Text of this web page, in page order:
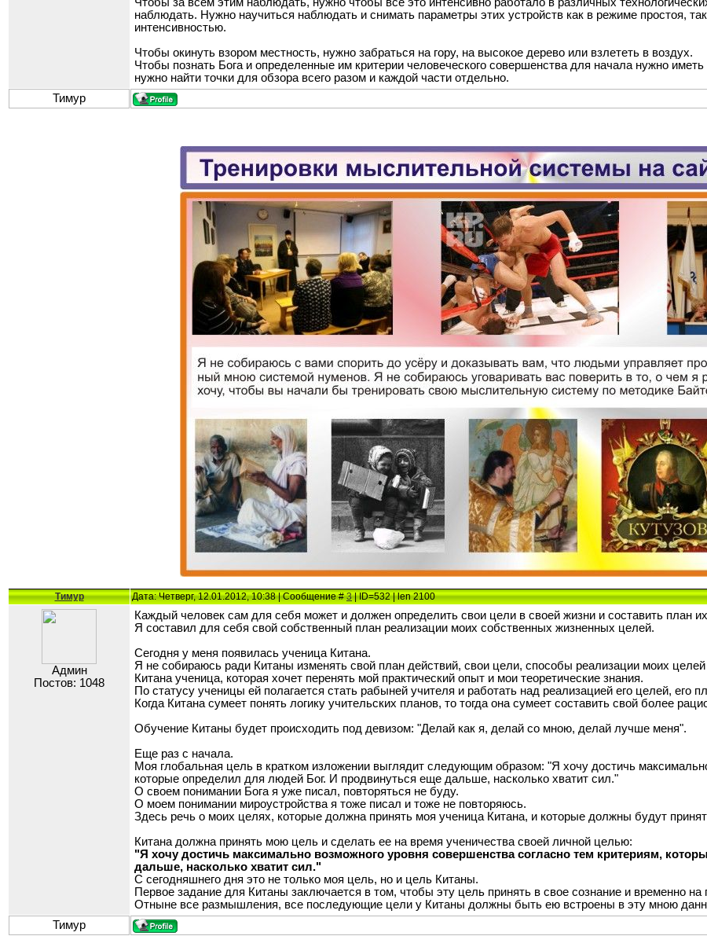
Чтобы за всем этим наблюдать, нужно чтобы все это интенсивно работало в различных
наблюдать. Нужно научиться наблюдать и снимать параметры этих устройств как в режиме простоя,
интенсивностью.
Чтобы окинуть взором местность, нужно забраться на гору, на высокое дерево или взлететь в воздух.
Чтобы познать Бога и определенные им критерии человеческого совершенства для начала нужно
нужно найти точки для обзора всего разом и каждой части отдельно.
Тимур
Тимур Дата: Четверг, 12.01.2012, 10:38 | Сообщение #3| ID=532 | len 2100
Админ
Постов: 1048
Каждый человек сам для себя может и должен определить свои цели в своей жизни и составить план
Я составил для себя свой собственный план реализации моих собственных жизненных целей.
Сегодня у меня появилась ученица Китана.
Я не собираюсь ради Китаны изменять свой план действий, свои цели, способы реализации моих
Китана ученица, которая хочет перенять мой практический опыт и мои теоретические знания.
По статусу ученицы ей полагается стать рабыней учителя и работать над реализацией его целей, его
Когда Китана сумеет понять логику учительских планов, то тогда она сумеет составить свой более
Обучение Китаны будет происходить под девизом: "Делай как я, делай со мною, делай лучше меня".
Еще раз с начала.
Моя глобальная цель в кратком изложении выглядит следующим образом: "Я хочу достичь
которые определил для людей Бог. И продвинуться еще дальше, насколько хватит сил."
О своем понимании Бога я уже писал, повторяться не буду.
О моем понимании мироустройства я тоже писал и тоже не повторяюсь.
Здесь речь о моих целях, которые должна принять моя ученица Китана, и которые должны будут
Китана должна принять мою цель и сделать ее на время ученичества своей личной целью:
"Я хочу достичь максимально возможного уровня совершенства согласно тем критериям,
дальше, насколько хватит сил."
С сегодняшнего дня это не только моя цель, но и цель Китаны.
Первое задание для Китаны заключается в том, чтобы эту цель принять в свое сознание и временно
Отныне все размышления, все последующие цели у Китаны должны быть ею встроены в эту мною
Тимур